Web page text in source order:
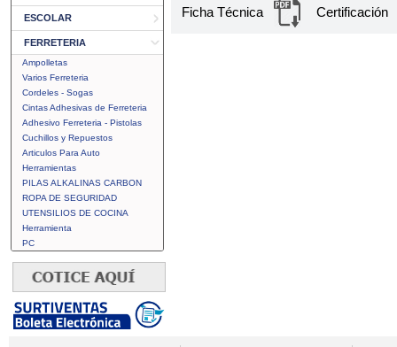
ESCOLAR
FERRETERIA
Ampolletas
Varios Ferreteria
Cordeles - Sogas
Cintas Adhesivas de Ferreteria
Adhesivo Ferreteria - Pistolas
Cuchillos y Repuestos
Articulos Para Auto
Herramientas
PILAS ALKALINAS CARBON
ROPA DE SEGURIDAD
UTENSILIOS DE COCINA
Herramienta
PC
Ficha Técnica Certificación